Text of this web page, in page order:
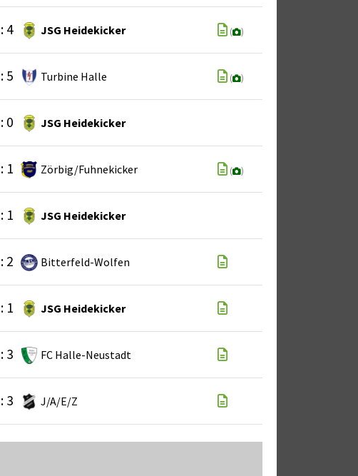
4 JSG Heidekicker ( )
5 Turbine Halle ( )
0 JSG Heidekicker
1 Zörbig/Fuhnekicker ( )
1 JSG Heidekicker
2 Bitterfeld-Wolfen
1 JSG Heidekicker
3 FC Halle-Neustadt
3 J/A/E/Z